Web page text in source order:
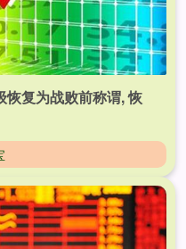
恢复为战败前称谓, 恢